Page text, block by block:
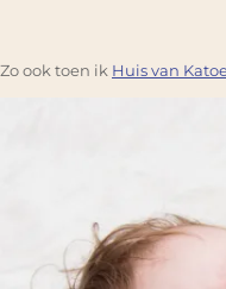
Zo ook toen ik Huis van